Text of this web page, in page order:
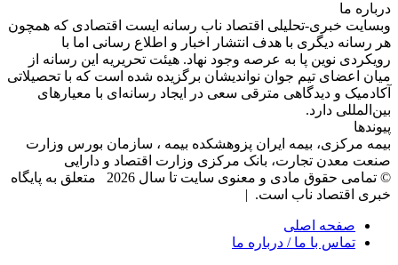
درباره‌ ما
وبسایت خبری-تحلیلی اقتصاد ناب رسانه‌ ایست اقتصادی که همچون
هر رسانه دیگری با هدف انتشار اخبار و اطلاع رسانی اما با
رویکردی نوین پا به عرصه وجود نهاد. هیئت تحریریه این رسانه از
میان اعضای تیم جوان نواندیشان برگزیده شده است که با تحصیلاتی
آکادمیک و دیدگاهی‌ مترقی سعی در ایجاد رسانه‌ای با معیار‌های
بین‌المللی دارد.
پیوندها
بیمه مرکزی، بیمه ایران پزوهشکده بیمه ، سازمان بورس وزارت
صنعت معدن تجارت، بانک مرکزی وزارت اقتصاد و دارایی
© تمامی حقوق مادی و معنوی سایت تا سال 2026 متعلق به پایگاه
خبری اقتصاد ناب است. |
صفحه اصلی
تماس با ما / درباره ما